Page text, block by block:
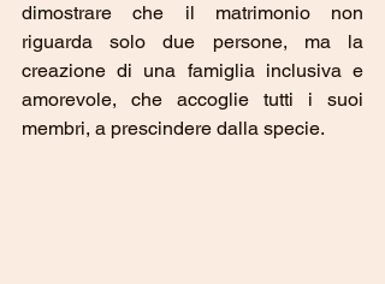
dimostrare che il matrimonio non
riguarda solo due persone, ma la
creazione di una famiglia inclusiva e
amorevole, che accoglie tutti i suoi
membri, a prescindere dalla specie.